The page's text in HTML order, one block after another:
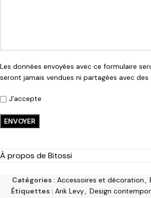
Les données envoyées avec ce formulaire
seront jamais vendues ni partagées avec des
J'accepte
À propos de Bitossi
Catégories : Accessoires et décoration,
Étiquettes : Arik Levy, Design